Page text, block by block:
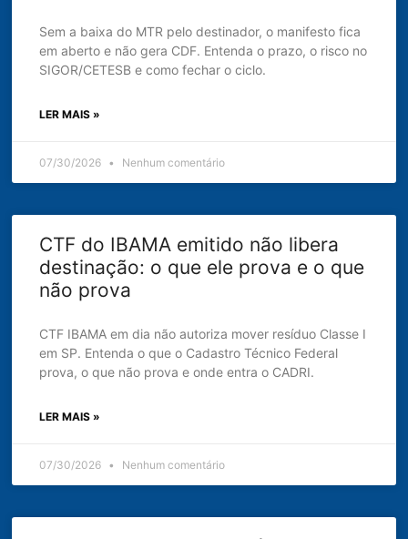
Sem a baixa do MTR pelo destinador, o manifesto fica
em aberto e não gera CDF. Entenda o prazo, o risco no
SIGOR/CETESB e como fechar o ciclo.
LER MAIS »
07/30/2026 Nenhum comentário
CTF do IBAMA emitido não libera
destinação: o que ele prova e o que
não prova
CTF IBAMA em dia não autoriza mover resíduo Classe I
em SP. Entenda o que o Cadastro Técnico Federal
prova, o que não prova e onde entra o CADRI.
LER MAIS »
07/30/2026 Nenhum comentário